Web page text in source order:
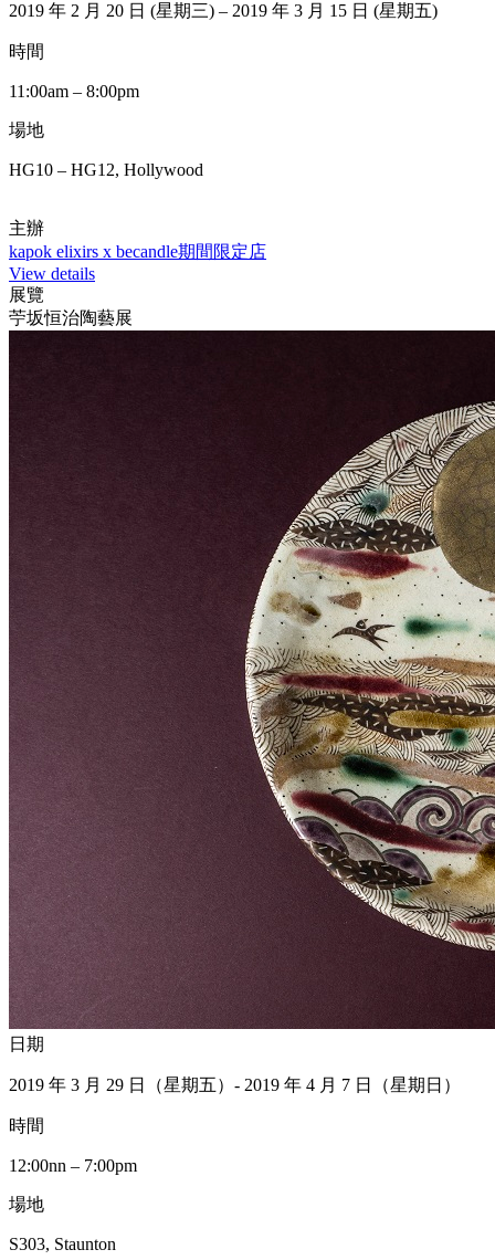
2019 年 2 月 20 日 (星期三) – 2019 年 3 月 15 日 (星期五)
時間
11:00am – 8:00pm
場地
HG10 – HG12, Hollywood
主辦
kapok elixirs x becandle期間限定店
View details
展覽
苧坂恒治陶藝展
日期
2019 年 3 月 29 日（星期五）- 2019 年 4 月 7 日（星期日）
時間
12:00nn – 7:00pm
場地
S303, Staunton